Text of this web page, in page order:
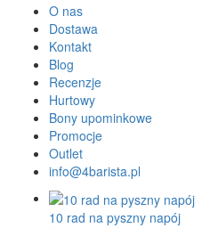
O nas
Dostawa
Kontakt
Blog
Recenzje
Hurtowy
Bony upominkowe
Promocje
Outlet
info@4barista.pl
10 rad na pyszny napój